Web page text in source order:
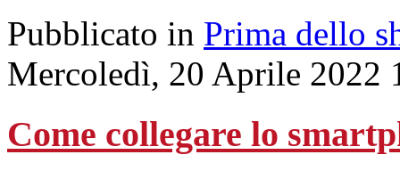
Pubblicato in Prima dello
Mercoledì, 20 Aprile 2022
Come collegare lo